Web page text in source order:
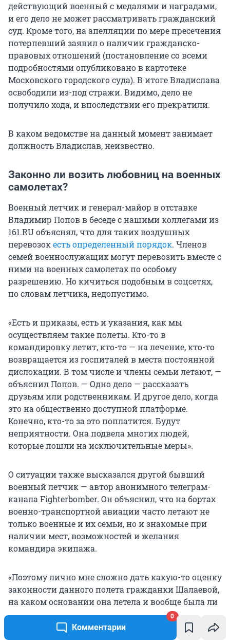
Комментарии
0
действующий военный с медалями и наградами,
и его дело не может рассматривать гражданский
суд. Кроме того, на апелляции по мере пресечения
потерпевший заявил о наличии гражданско-
правовых отношений (постановление со всеми
подробностями опубликовано в картотеке
Московского городского суда). В итоге Владислава
освободили из-под стражи. Видимо, дело не
получило хода, и впоследствии его прекратили.
В каком ведомстве на данный момент занимает
должность Владислав, неизвестно.
Законно ли возить любовниц на военных
самолетах?
Военный летчик и генерал-майор в отставке
Владимир Попов в беседе с нашими коллегами из
161.RU объяснял, что для таких воздушных
перевозокесть определенный порядок. Членов
семей военнослужащих могут перевозить вместе с
ними на военных самолетах по особому
разрешению. Но кичиться подобным в соцсетях,
по словам летчика, недопустимо.
«Есть и приказы, есть и указания, как мы
осуществляем такие полеты. Кто-то в
командировку летит, кто-то — на лечение, кто-то
возвращается из госпиталей в места постоянной
дислокации. В том числе и члены семьи летают, —
объяснил Попов. — Одно дело — рассказать
друзьям или родственникам. И другое дело, когда
это на общественно доступной платформе.
Конечно, кто-то за это поплатится. Будут
неприятности. Она подвела многих людей,
которые пошли на исключительные меры».
О ситуации также высказался другой бывший
военный летчик — автор анонимного телеграм-
канала Fighterbomber. Он объяснил, что на бортах
военно-транспортной авиации часто летают не
только военные и их семьи, но и знакомые при
наличии мест, возможностей и желания
командира экипажа.
«Поэтому лично мне сложно дать какую-то оценку
законности данного полета гражданки Шалаевой,
на каком основании она летела и вообще была ли
записана в полетном листе или списке
пассажиров, но я какого-то залета, глядя на видео,
не вижу. Тут явный залет — только нахождение